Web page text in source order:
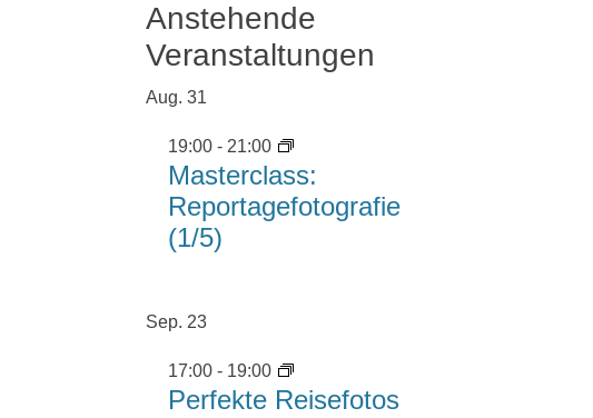
Anstehende
Veranstaltungen
Aug. 31
19:00 - 21:00
Masterclass:
Reportagefotografie
(1/5)
Sep. 23
17:00 - 19:00
Perfekte Reisefotos